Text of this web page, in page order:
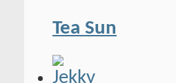
Tea Sun